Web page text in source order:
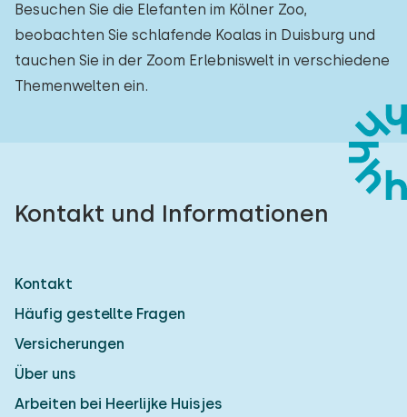
Besuchen Sie die Elefanten im Kölner Zoo,
beobachten Sie schlafende Koalas in Duisburg und
tauchen Sie in der Zoom Erlebniswelt in verschiedene
Themenwelten ein.
Kontakt und Informationen
Kontakt
Häufig gestellte Fragen
Versicherungen
Über uns
Arbeiten bei Heerlijke Huisjes